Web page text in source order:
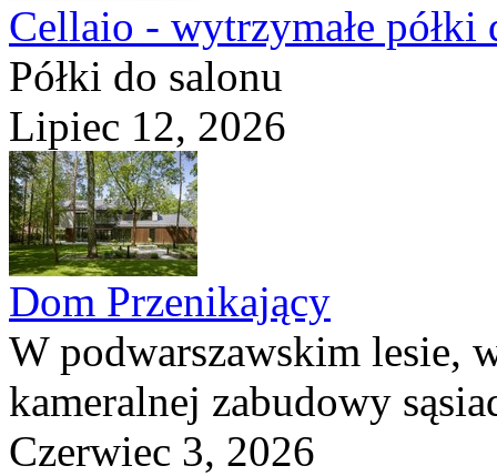
Cellaio - wytrzymałe półki
Półki do salonu
Lipiec 12, 2026
Dom Przenikający
W podwarszawskim lesie,
kameralnej zabudowy
Czerwiec 3, 2026